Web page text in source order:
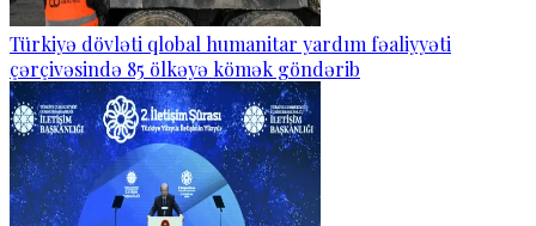
Türkiyə dövləti qlobal humanitar yardım fəaliyyəti
çərçivəsində 85 ölkəyə kömək göndərib